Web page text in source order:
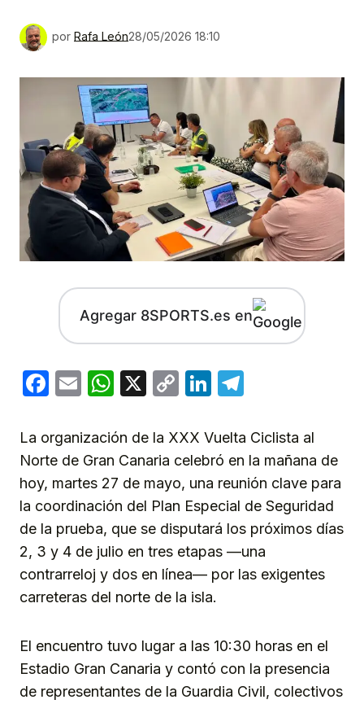
por Rafa León28/05/2026 18:10
Agregar 8SPORTS.es en
Facebook
EmailWhatsApp
X
CopyLinkedIn
La organización de la XXX Vuelta Ciclista al
Norte de Gran Canaria celebró en la mañana de
hoy, martes 27 de mayo, una reunión clave para
la coordinación del Plan Especial de Seguridad
de la prueba, que se disputará los próximos días
2, 3 y 4 de julio en tres etapas —una
contrarreloj y dos en línea— por las exigentes
carreteras del norte de la isla.
El encuentro tuvo lugar a las 10:30 horas en el
Estadio Gran Canaria y contó con la presencia
de representantes de la Guardia Civil, colectivos